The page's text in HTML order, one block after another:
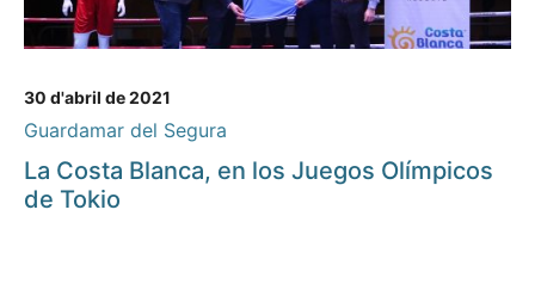
30 d'abril de 2021
Guardamar del Segura
La Costa Blanca, en los Juegos Olímpicos
de Tokio